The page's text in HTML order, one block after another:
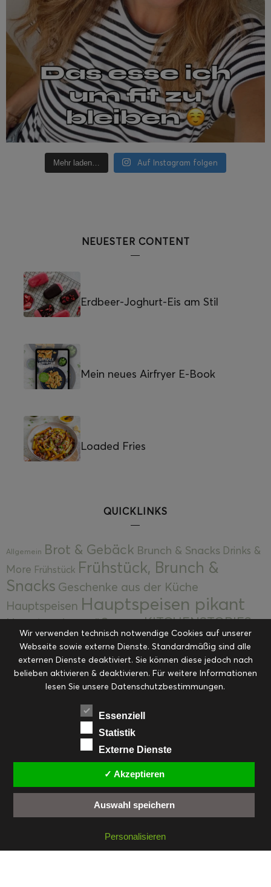
Mehr laden… Auf Instagram folgen
NEUESTER CONTENT
Erdbeer-Joghurt-Eis am Stil
Mein neues Airfryer E-Book
Loaded Fries
QUICKLINKS
Allgemein Brot & Gebäck Brunch & Snacks Drinks &
More Frühstück Frühstück, Brunch &
Snacks Geschenke aus der Küche
Hauptspeisen Hauptspeisen pikant
Hauptspeisen süßKekseKITCHENSTORIES
Kuchen, Torten & Desserts Kuchen und
Desserts Kulinarik Kulinarische Mitbringsel &
Eingemachtes Ohne Kategorie Ostern Resteküche
RezepteSaisonalSliderStartseite
Suppen, Salate & Vorspeisen
Vorspeisen, Salate & Suppen
Weihnachten Workshops & Events
FACEBOOK PINTEREST
EMAIL
INSTAGRAM
© cookiteasy.at by Simone Kemptner | powered byECKER Digital IT Solutions
Wir verwenden technisch notwendige Cookies auf unserer
Webseite sowie externe Dienste. Standardmäßig sind alle
externen Dienste deaktiviert. Sie können diese jedoch nach
belieben aktivieren & deaktivieren. Für weitere Informationen
lesen Sie unsere Datenschutzbestimmungen.
Essenziell
Statistik
Externe Dienste
✓ Akzeptieren
Auswahl speichern
Personalisieren